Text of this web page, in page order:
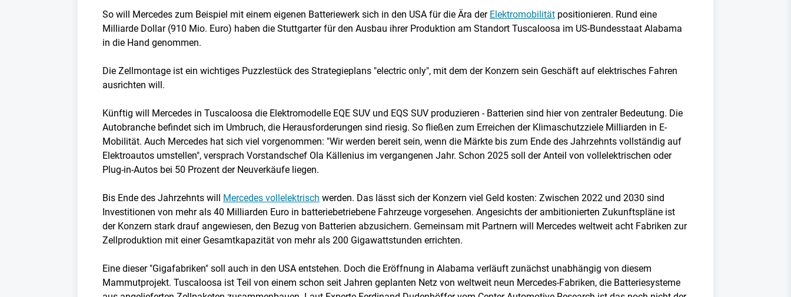
So will Mercedes zum Beispiel mit einem eigenen Batteriewerk sich in den USA für die Ära der Elektromobilität positionieren. Rund eine
Milliarde Dollar (910 Mio. Euro) haben die Stuttgarter für den Ausbau ihrer Produktion am Standort Tuscaloosa im US-Bundesstaat Alabama
in die Hand genommen.
Die Zellmontage ist ein wichtiges Puzzlestück des Strategieplans "electric only", mit dem der Konzern sein Geschäft auf elektrisches Fahren
ausrichten will.
Künftig will Mercedes in Tuscaloosa die Elektromodelle EQE SUV und EQS SUV produzieren - Batterien sind hier von zentraler Bedeutung. Die
Autobranche befindet sich im Umbruch, die Herausforderungen sind riesig. So fließen zum Erreichen der Klimaschutzziele Milliarden in E-
Mobilität. Auch Mercedes hat sich viel vorgenommen: "Wir werden bereit sein, wenn die Märkte bis zum Ende des Jahrzehnts vollständig auf
Elektroautos umstellen", versprach Vorstandschef Ola Källenius im vergangenen Jahr. Schon 2025 soll der Anteil von vollelektrischen oder
Plug-in-Autos bei 50 Prozent der Neuverkäufe liegen.
Bis Ende des Jahrzehnts will Mercedes vollelektrisch werden. Das lässt sich der Konzern viel Geld kosten: Zwischen 2022 und 2030 sind
Investitionen von mehr als 40 Milliarden Euro in batteriebetriebene Fahrzeuge vorgesehen. Angesichts der ambitionierten Zukunftspläne ist
der Konzern stark drauf angewiesen, den Bezug von Batterien abzusichern. Gemeinsam mit Partnern will Mercedes weltweit acht Fabriken zur
Zellproduktion mit einer Gesamtkapazität von mehr als 200 Gigawattstunden errichten.
Eine dieser "Gigafabriken" soll auch in den USA entstehen. Doch die Eröffnung in Alabama verläuft zunächst unabhängig von diesem
Mammutprojekt. Tuscaloosa ist Teil von einem schon seit Jahren geplanten Netz von weltweit neun Mercedes-Fabriken, die Batteriesysteme